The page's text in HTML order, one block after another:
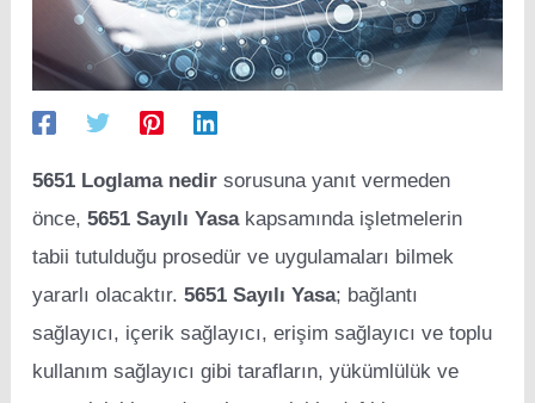
5651 Loglama nedirsorusuna yanıt vermeden
önce, 5651 Sayılı Yasa kapsamında işletmelerin
tabii tutulduğu prosedür ve uygulamaları bilmek
yararlı olacaktır. 5651 Sayılı Yasa; bağlantı
sağlayıcı, içerik sağlayıcı, erişim sağlayıcı ve toplu
kullanım sağlayıcı gibi tarafların, yükümlülük ve